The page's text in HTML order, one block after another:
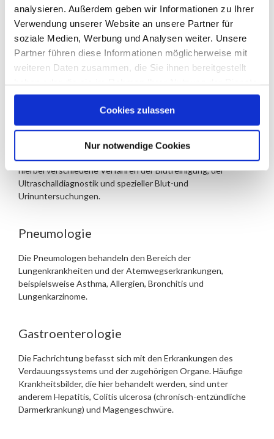
analysieren. Außerdem geben wir Informationen zu Ihrer
Verwendung unserer Website an unsere Partner für
soziale Medien, Werbung und Analysen weiter. Unsere
Partner führen diese Informationen möglicherweise mit
weiteren Daten zusammen, die Sie ihnen bereitgestellt
gesammelt haben.
Cookies zulassen
Nur notwendige Cookies
Angiologie
In der Angiologie werden Funktionsstörungen und
Erkrankungen des arteriellen, venösen und lymphatischen
Systems behandelt. Hierzu zählen unter anderem
Der Nephrologe ist für das Gebiet der Hochdruck- und der
Nierenerkrankungen zuständig. Das Aufgabengebiet umfasst
hierbei verschiedene Verfahren der Blutreinigung, der
Ultraschalldiagnostik und spezieller Blut-und
Urinuntersuchungen.
Pneumologie
Die Pneumologen behandeln den Bereich der
Lungenkrankheiten und der Atemwegserkrankungen,
beispielsweise Asthma, Allergien, Bronchitis und
Lungenkarzinome.
Gastroenterologie
Die Fachrichtung befasst sich mit den Erkrankungen des
Verdauungssystems und der zugehörigen Organe. Häufige
Krankheitsbilder, die hier behandelt werden, sind unter
anderem Hepatitis, Colitis ulcerosa (chronisch-entzündliche
Darmerkrankung) und Magengeschwüre.